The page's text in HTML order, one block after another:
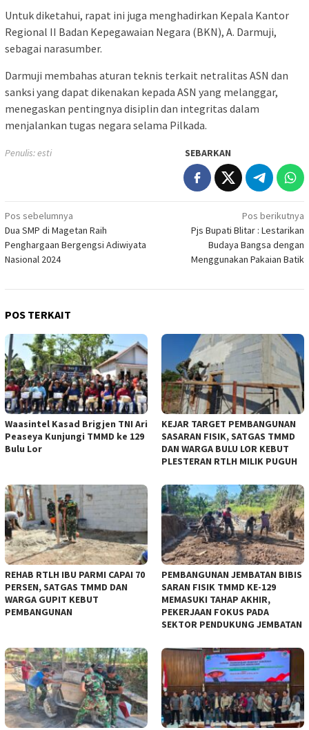
Untuk diketahui, rapat ini juga menghadirkan Kepala Kantor
Regional II Badan Kepegawaian Negara (BKN), A. Darmuji,
sebagai narasumber.
Darmuji membahas aturan teknis terkait netralitas ASN dan
sanksi yang dapat dikenakan kepada ASN yang melanggar,
menegaskan pentingnya disiplin dan integritas dalam
menjalankan tugas negara selama Pilkada.
Penulis: esti SEBARKAN
Navigasi
pos
Pos sebelumnya
Dua SMP di Magetan Raih
Penghargaan Bergengsi Adiwiyata
Nasional 2024
Pos berikutnya
Pjs Bupati Blitar : Lestarikan
Budaya Bangsa dengan
Menggunakan Pakaian Batik
POS TERKAIT
Waasintel Kasad Brigjen TNI Ari
Peaseya Kunjungi TMMD ke 129
Bulu Lor
KEJAR TARGET PEMBANGUNAN
SASARAN FISIK, SATGAS TMMD
DAN WARGA BULU LOR KEBUT
PLESTERAN RTLH MILIK PUGUH
REHAB RTLH IBU PARMI CAPAI 70
PERSEN, SATGAS TMMD DAN
WARGA GUPIT KEBUT
PEMBANGUNAN
PEMBANGUNAN JEMBATAN BIBIS
SARAN FISIK TMMD KE-129
MEMASUKI TAHAP AKHIR,
PEKERJAAN FOKUS PADA
SEKTOR PENDUKUNG JEMBATAN